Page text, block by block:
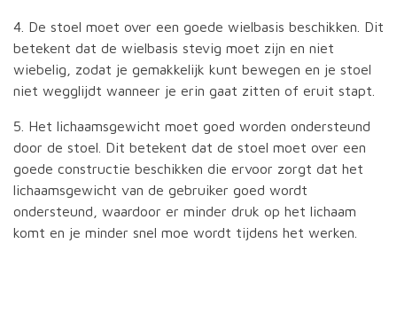
4. De stoel moet over een goede wielbasis beschikken. Dit
betekent dat de wielbasis stevig moet zijn en niet
wiebelig, zodat je gemakkelijk kunt bewegen en je stoel
niet wegglijdt wanneer je erin gaat zitten of eruit stapt.
5. Het lichaamsgewicht moet goed worden ondersteund
door de stoel. Dit betekent dat de stoel moet over een
goede constructie beschikken die ervoor zorgt dat het
lichaamsgewicht van de gebruiker goed wordt
ondersteund, waardoor er minder druk op het lichaam
komt en je minder snel moe wordt tijdens het werken.